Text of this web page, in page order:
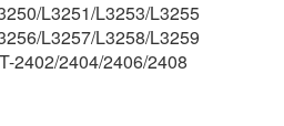
L3251/L3253/L3255
L3257/L3258/L3259
2402/2404/2406/2408